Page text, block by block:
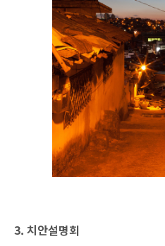
3. 치안설명회